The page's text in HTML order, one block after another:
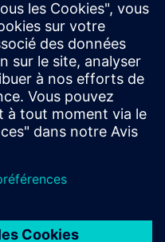
CAx |Données CAx
demande d'assistance